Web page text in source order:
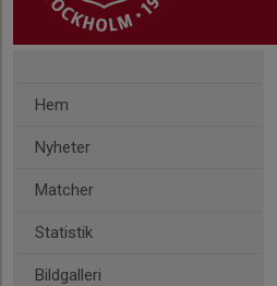
Hem
Nyheter
Matcher
Statistik
Bildgalleri